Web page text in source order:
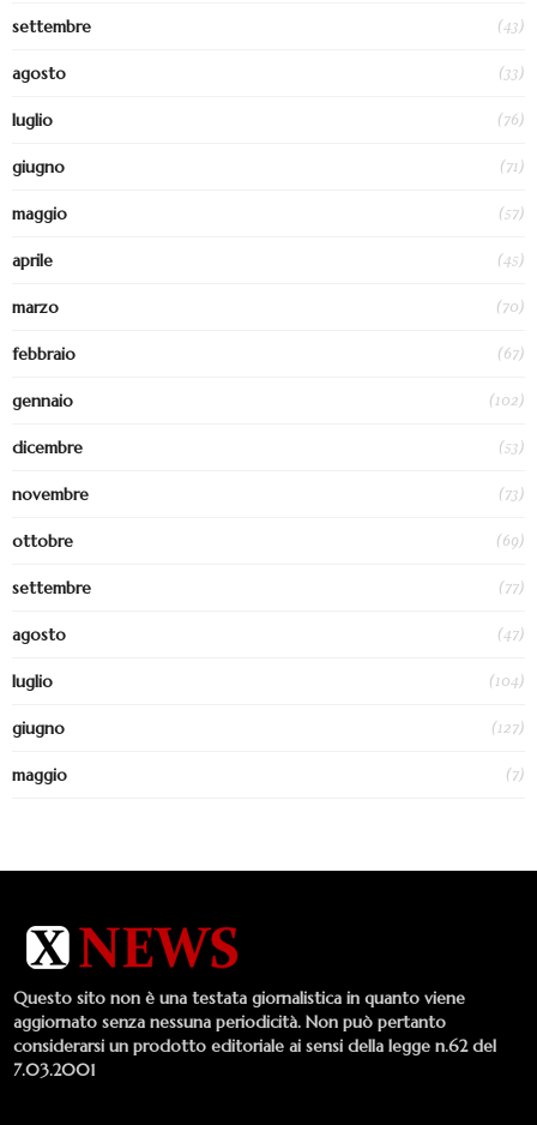
settembre (43)
agosto (33)
luglio (76)
giugno (71)
maggio (57)
aprile (45)
marzo (70)
febbraio (67)
gennaio (102)
dicembre (53)
novembre (73)
ottobre (69)
settembre (77)
agosto (47)
luglio (104)
giugno (127)
maggio (7)
Questo sito non è una testata giornalistica in quanto viene
aggiornato senza nessuna periodicità. Non può pertanto
considerarsi un prodotto editoriale ai sensi della legge n.62 del
7.03.2001